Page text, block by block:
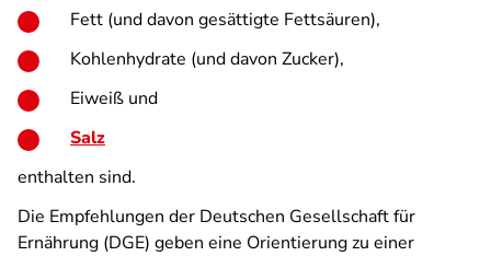
Fett (und davon gesättigte Fettsäuren),
Kohlenhydrate (und davon Zucker),
Eiweiß und
Salz
enthalten sind.
Die Empfehlungen der Deutschen Gesellschaft für
Ernährung (DGE) geben eine Orientierung zu einer